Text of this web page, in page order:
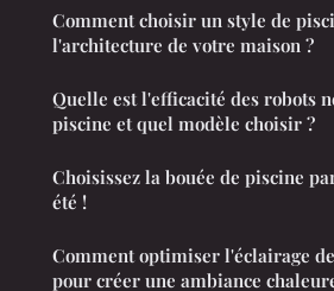
Comment choisir un style de
l'architecture de votre maison ?
Quelle est l'efficacité des robots
piscine et quel modèle choisir ?
Choisissez la bouée de piscine
été !
Comment optimiser l'éclairage
pour créer une ambiance